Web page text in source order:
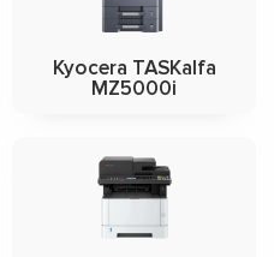
Kyocera TASKalfa
MZ5000i